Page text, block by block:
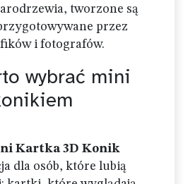
tworzone są
przez
i fotografów.
wybrać mini
Kartka 3D Konik
dla osób, które lubią